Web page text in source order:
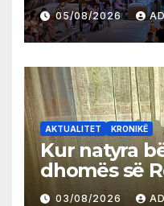
05/08/2026
AKTUALITET KRONIKË
Kur natyra
dhomës së
03/08/2026